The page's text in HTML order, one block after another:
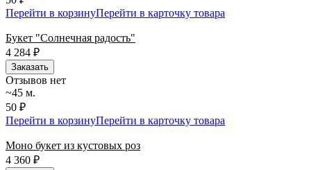
Перейти в корзинуПерейти в карточку товара
Букет "Солнечная радость"
4 284 ₽
Заказать
Отзывов нет
~45 м.
50 ₽
Перейти в корзинуПерейти в карточку товара
Моно букет из кустовых роз
4 360 ₽